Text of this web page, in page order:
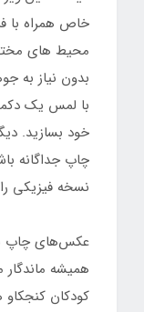
خاص همراه با
محیط های
بدون نیاز به
با لمس یک
خود بسازید.
چاپ جداگانه
نسخه فیزیکی
عکس‌های چاپ
همیشه
کودکان